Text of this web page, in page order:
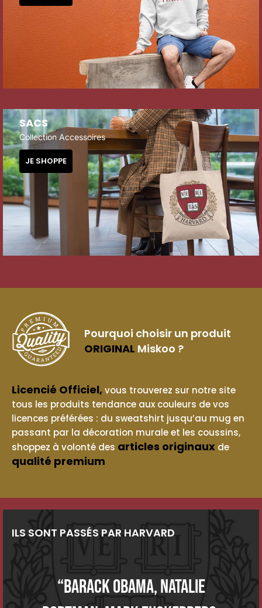
SACS
Collection Accessoires
JE SHOPPE
Pourquoi choisir un produit
ORIGINAL Miskoo ?
Licencié Officiel,vous trouverez sur notre site
tous les produits tendance aux couleurs de vos
licences préférées : du sweatshirt jusqu’au mug en
passant par la décoration murale et les coussins,
shoppez à volonté des articles originaux de
qualité premium
ILS SONT PASSÉS PAR HARVARD
“Barack Obama, Natalie